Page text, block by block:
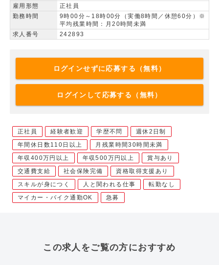
雇用形態
正社員
勤務時間
9時00分～18時00分（実働8時間／休憩60分）※
平均残業時間：月20時間未満
求人番号
242893
ログインせずに応募する（無料）
ログインして応募する（無料）
正社員 経験者歓迎 学歴不問
週休2日制
年間休日数110日以上
月残業時間30時間未満
年収400万円以上
年収500万円以上
賞与あり
交通費支給
社会保険完備
資格取得支援あり
スキルが身につく
人と関われる仕事
転勤なし
マイカー・バイク通勤OK
急募
この求人をご覧の方におすすめ